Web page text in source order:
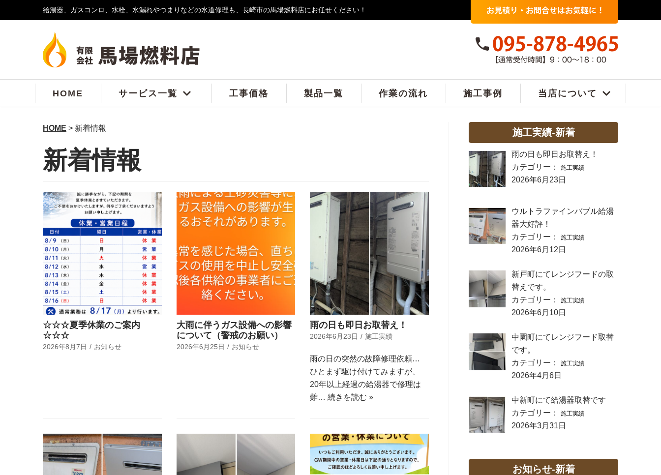
給湯器、ガスコンロ、水栓、水漏れやつまりなどの水道修理も、長崎市の馬場燃料店にお任せください！
HOME サービス一覧 工事価格 製品一覧 作業の流れ 施工事例 当店について
HOME > 新着情報
新着情報
☆☆☆夏季休業のご案内
☆☆☆
2026年8月7日 お知らせ
大雨に伴うガス設備への影響
について（警戒のお願い）
2026年6月25日 お知らせ
雨の日も即日お取替え！
2026年6月23日 施工実績
雨の日の突然の故障修理依頼…
ひとまず駆け付けてみますが、
20年以上経過の給湯器で修理は
難…続きを読む »
施工実績-新着
雨の日も即日お取替え！
カテゴリー：
施工実績
2026年6月23日
ウルトラファインバブル給湯
器大好評！
カテゴリー：
施工実績
2026年6月12日
新戸町にてレンジフードの取
替えです。
カテゴリー：
施工実績
2026年6月10日
中園町にてレンジフード取替
です。
カテゴリー：
施工実績
2026年4月6日
中新町にて給湯器取替です
カテゴリー：
施工実績
2026年3月31日
お知らせ-新着